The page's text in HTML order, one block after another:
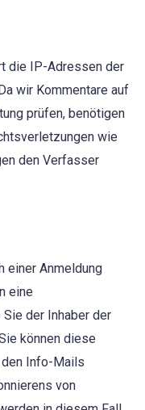
die IP-Adressen der
wir Kommentare auf
prüfen, benötigen
wie
den Verfasser
einer Anmeldung
eine
der Inhaber der
können diese
Info-Mails
von